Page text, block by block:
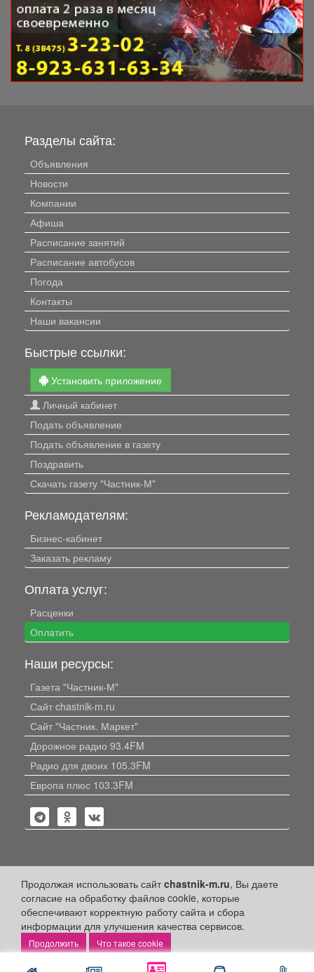
Продолжая использовать сайтchastnik-m.ru, Вы даете
согласие на обработку файлов cookie, которые
обеспечивают корректную работу сайта и сбора
информации для улучшения качества сервисов.
Что такое cookie
Разделы сайта:
Объявления
Новости
Компании
Афиша
Расписание занятий
Расписание автобусов
Погода
Контакты
Наши вакансии
Быстрые ссылки:
Установить приложение
Личный кабинет
Подать объявление
Подать объявление в газету
Поздравить
Скачать газету "Частник-М"
Рекламодателям:
Бизнес-кабинет
Заказать рекламу
Оплата услуг:
Расценки
Оплатить
Наши ресурсы:
Газета "Частник-М"
Сайт chastnik-m.ru
Сайт "Частник. Маркет"
Дорожное радио 93.4FM
Радио для двоих 105.3FM
Европа плюс 103.3FM
Политика конфиденциальности
Публикации с пометкой «Реклама», «На правах рекламы»,
«Партнёрский проект» оплачены рекламодателем.
Редакция сайта не несет ответственности за достоверность
информации, содержащейся в рекламных материалах и
объявлениях.